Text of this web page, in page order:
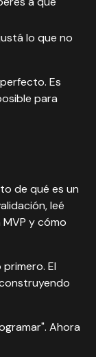
lo que no
Es
para
de qué es un
leé
MVP y cómo
El
Ahora